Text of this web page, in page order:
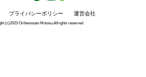
プライバシーポリシー 運営会社
(c)2023 Oribenosato Motosu,Allrights reserved